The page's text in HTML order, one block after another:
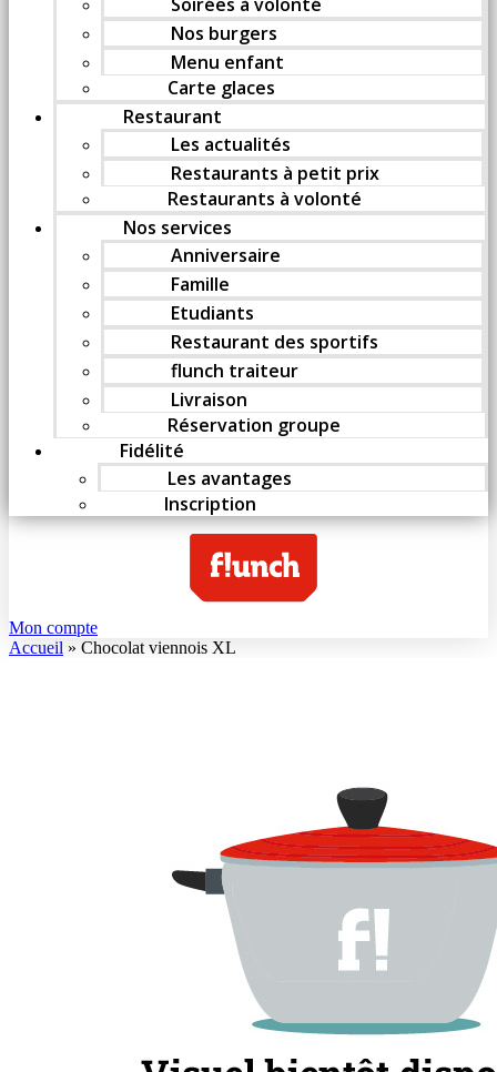
Nos burgers
Menu enfant
Carte glaces
Restaurant
Les actualités
Restaurants à petit prix
Restaurants à volonté
Nos services
Anniversaire
Famille
Etudiants
Restaurant des sportifs
flunch traiteur
Livraison
Réservation groupe
Fidélité
Les avantages
Inscription
Mon compte
Accueil » Chocolat viennois XL